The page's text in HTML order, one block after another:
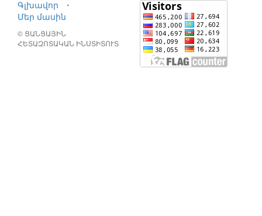
Գլխավոր
⋅
Մեր մասին
© ՑԱՆՑԱՅԻՆ
ՀԵՏԱԶՈՏԱԿԱՆ ԻՆՍՏԻՏՈՒՏ